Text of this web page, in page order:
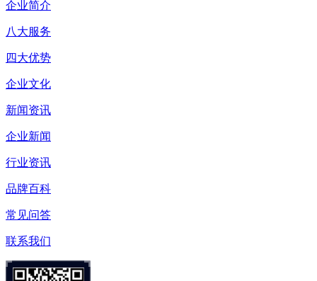
企业简介
八大服务
四大优势
企业文化
新闻资讯
企业新闻
行业资讯
品牌百科
常见问答
联系我们